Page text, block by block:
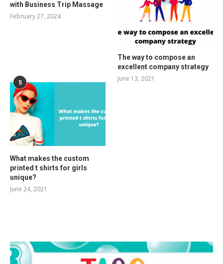
with Business Trip Massage
February 27, 2024
The way to compose an
excellent company strategy
June 13, 2021
5
What makes the custom
printed t shirts for girls
unique?
June 24, 2021